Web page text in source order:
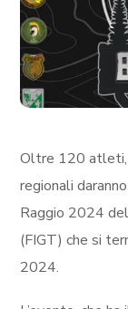
Oltre 120 atleti,
regionali
Raggio 2024
(FIGT) che si
2024.